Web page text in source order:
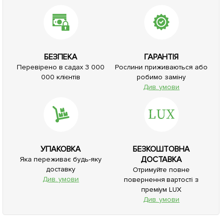
БЕЗПЕКА
Перевірено в садах 3 000
000 клієнтів
ГАРАНТІЯ
Рослини приживаються або
робимо заміну
Див. умови
УПАКОВКА
Яка переживає будь-яку
доставку
Див. умови
БЕЗКОШТОВНА
ДОСТАВКА
Отримуйте повне
повернення вартості з
преміум LUX
Див. умови